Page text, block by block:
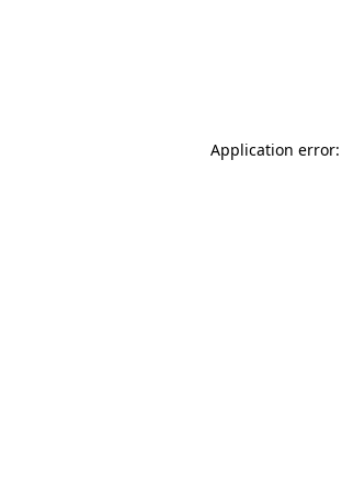
Application